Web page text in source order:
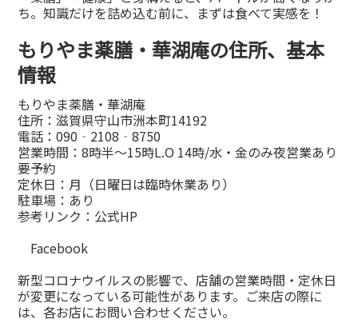
ち。知識だけを詰め込む前に、まずは食べて実感を！
もりやま薬膳・華湖庵の住所、基本
情報
もりやま薬膳・華湖庵
住所：滋賀県守山市洲本町14192
電話：090‐2108‐8750
営業時間：8時半〜15時L.O 14時/水・金のみ夜営業あり
要予約
定休日：月（日曜日は臨時休業あり）
駐車場：あり
参考リンク： 公式HP
Facebook
新型コロナウイルスの影響で、店舗の営業時間・定休日
が変更になっている可能性があります。ご来店の際に
は、各お店にお問い合わせください。